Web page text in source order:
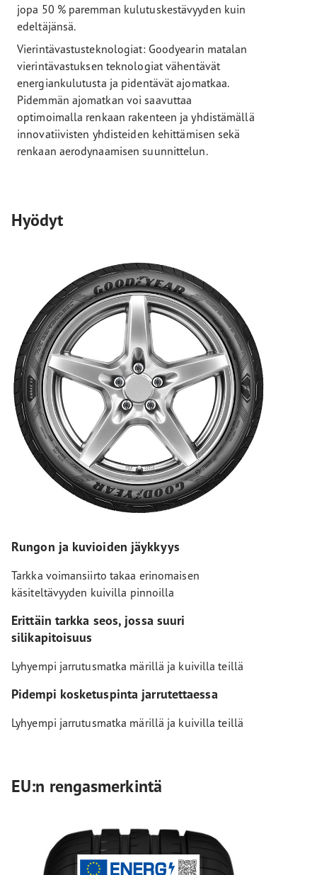
jopa 50 % paremman kulutuskestävyyden kuin
edeltäjänsä.
Vierintävastusteknologiat: Goodyearin matalan
vierintävastuksen teknologiat vähentävät
energiankulutusta ja pidentävät ajomatkaa.
Pidemmän ajomatkan voi saavuttaa
optimoimalla renkaan rakenteen ja yhdistämällä
innovatiivisten yhdisteiden kehittämisen sekä
renkaan aerodynaamisen suunnittelun.
Hyödyt
Rungon ja kuvioiden jäykkyys
Tarkka voimansiirto takaa erinomaisen
käsiteltävyyden kuivilla pinnoilla
Erittäin tarkka seos, jossa suuri
silikapitoisuus
Lyhyempi jarrutusmatka märillä ja kuivilla teillä
Pidempi kosketuspinta jarrutettaessa
Lyhyempi jarrutusmatka märillä ja kuivilla teillä
EU:n rengasmerkintä